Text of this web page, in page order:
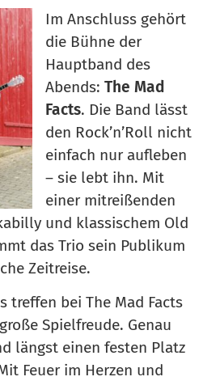
Im Anschluss gehört
die Bühne der
Hauptband des
Abends: The Mad
Facts. Die Band lässt
den Rock’n’Roll nicht
einfach nur aufleben
– sie lebt ihn. Mit
einer mitreißenden
und klassischem Old
das Trio sein Publikum
Zeitreise.
treffen bei The Mad Facts
Spielfreude. Genau
längst einen festen Platz
Feuer im Herzen und